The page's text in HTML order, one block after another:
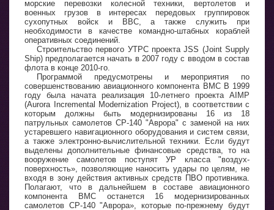
морские перевозки колесной техники, вертолетов и
военных грузов в интересах передовых группировок
сухопутных войск и ВВС, а также служить при
необходимости в качестве командно-штабных кораблей
оперативных соединений.
Строительство первого УТРС проекта JSS (Joint Supply
Ship) предполагается начать в 2007 году с вводом в состав
флота в конце 2010-го.
Программой предусмотрены и мероприятия по
совершенствованию авиационного компонента ВМС В 1999
году была начата реализация 10-летнего проекта AIMP
(Aurora Incremental Modernization Project), в соответствии с
которым должны быть модернизированы 16 из 18
патрульных самолетов CP-140 "Аврора" с заменой на них
устаревшего навигационного оборудования и систем связи,
а также электронно-вычислительной техники. Если будут
выделены дополнительные финансовые средства, то на
вооружение самолетов поступят УР класса "воздух-
поверхность», позволяющие наносить удары по целям, не
входя в зону действия активных средств ПВО противника.
Полагают, что в дальнейшем в составе авиационного
компонента ВМС останется 16 модернизированных
самолетов CP-140 "Аврора», которые по-прежнему будут